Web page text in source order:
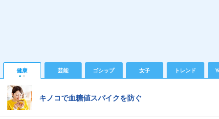
健康 芸能 ゴシップ 女子 トレンド
キノコで血糖値スパイクを防ぐ